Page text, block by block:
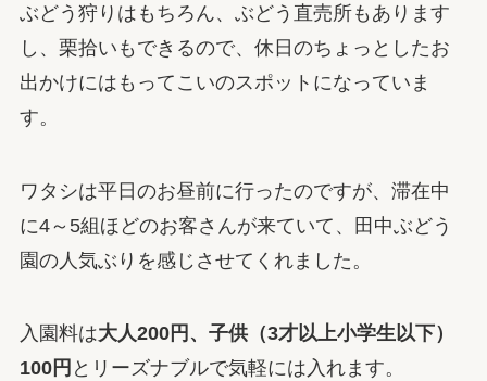
ぶどう狩りはもちろん、ぶどう直売所もあります
し、栗拾いもできるので、休日のちょっとしたお
出かけにはもってこいのスポットになっていま
す。
ワタシは平日のお昼前に行ったのですが、滞在中
に4～5組ほどのお客さんが来ていて、田中ぶどう
園の人気ぶりを感じさせてくれました。
入園料は大人200円、子供（3才以上小学生以下）
100円 とリーズナブルで気軽には入れます。